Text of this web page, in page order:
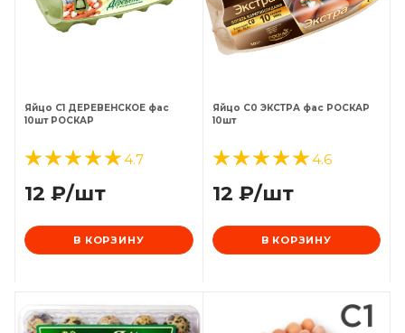
Яйцо С1 ДЕРЕВЕНСКОЕ фас
10шт РОСКАР
4.7
12 ₽/шт
В КОРЗИНУ
Яйцо С0 ЭКСТРА фас РОСКАР
10шт
4.6
12 ₽/шт
В КОРЗИНУ